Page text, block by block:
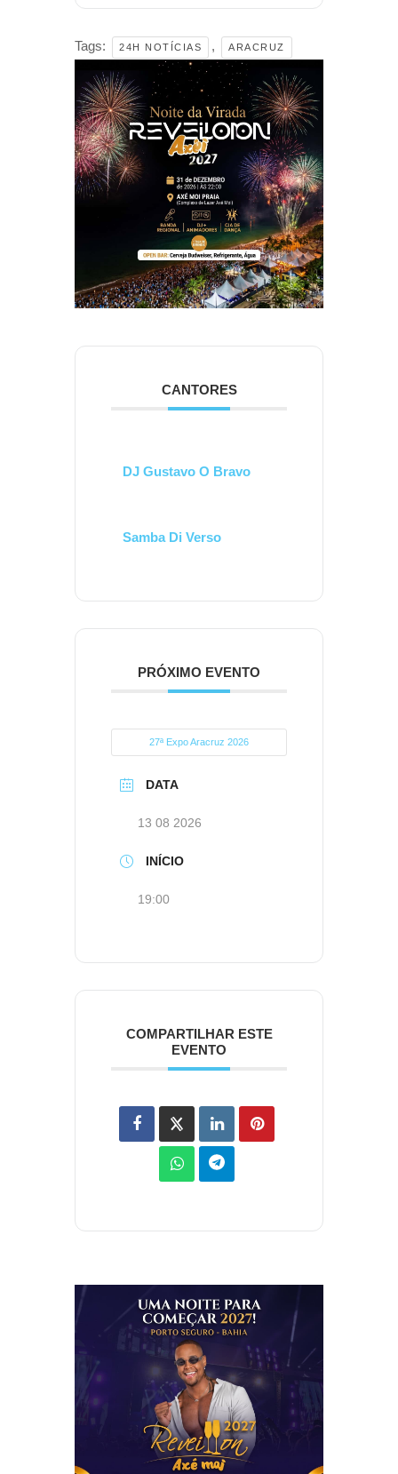
Tags: 24H NOTÍCIAS , ARACRUZ
CANTORES
DJ Gustavo O Bravo
Samba Di Verso
PRÓXIMO EVENTO
27ª Expo Aracruz 2026
DATA
13 08 2026
INÍCIO
19:00
COMPARTILHAR ESTE
EVENTO